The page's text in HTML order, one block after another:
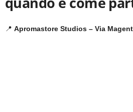
📍 Apromastore Studios – Via